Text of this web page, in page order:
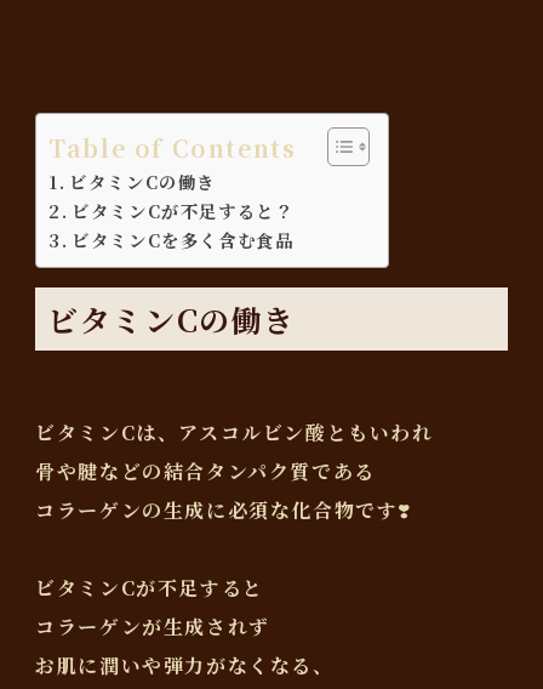
Table of Contents
ビタミンCの働き
ビタミンCが不足すると？
ビタミンCを多く含む食品
ビタミンCの働き
ビタミンCは、アスコルビン酸ともいわれ
骨や腱などの結合タンパク質である
コラーゲンの生成に必須な化合物です❣️
ビタミンCが不足すると
コラーゲンが生成されず
お肌に潤いや弾力がなくなる、